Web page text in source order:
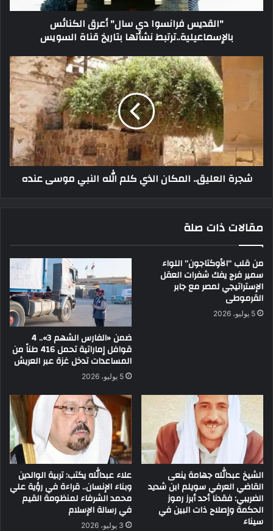
"القديس فرانسوا دي سال" أعرق الكنائس
بالإسماعيلية..ترتبط نشأتها بتاريخ قناة السويس
شجرة العليق.. المكان الذي كلم الله النبي موسى عنده
مقالات ذات صلة
من قلب “الأوكتاجون” اللواء
سمير فرج يفك شفرات العقل
الإستراتيجي لمصر مع جابر
القرموطى
5 يوليو، 2026
ضمن «الفارس الشهم 3».. 4
قوافل إماراتية تحمل 416 طناً من
المساعدات تدخل غزة عبر العريش
5 يوليو، 2026
الشيخ عبدالله جهامة ينعى
القاضي العرفي سويلم ابن شديد
الضريبي: فقدنا أحد أبرز رموز
الحكمة وإصلاح ذات البين في
سيناء
علاء عبدالله يكتب: تربية الوالدين
وبناء الإنسان.. قراءة في رؤية علي
محمد الشرفاء لمنظومة القيم
في رسالة الإسلام
3 يوليو، 2026